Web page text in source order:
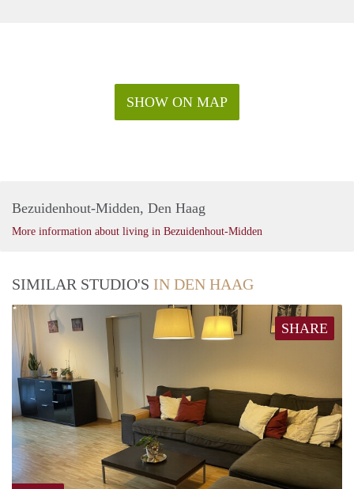
SHOW ON MAP
Bezuidenhout-Midden, Den Haag
More information about living in Bezuidenhout-Midden
SIMILAR STUDIO'S IN DEN HAAG
SHARE